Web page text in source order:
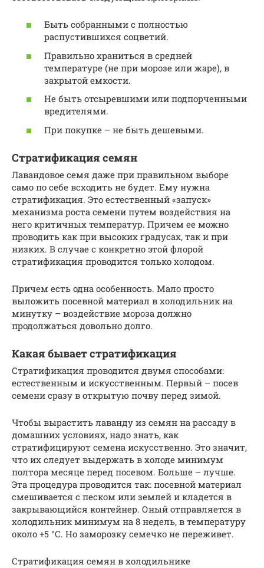
Быть собранными с полностью
распустившихся соцветий.
Правильно храниться в средней
температуре (не при морозе или жаре), в
закрытой емкости.
Не быть отсыревшими или подпорченными
вредителями.
При покупке – не быть дешевыми.
Стратификация семян
Лавандовое семя даже при правильном выборе
само по себе всходить не будет. Ему нужна
стратификация. Это естественный «запуск»
механизма роста семени путем воздействия на
него критичных температур. Причем ее можно
проводить как при высоких градусах, так и при
низких. В случае с конкретно этой флорой
стратификация проводится только холодом.
Причем есть одна особенность. Мало просто
выложить посевной материал в холодильник на
минутку – воздействие мороза должно
продолжаться довольно долго.
Какая бывает стратификация
Стратификация проводится двумя способами:
естественным и искусственным. Первый – посев
семени сразу в открытую почву перед зимой.
Чтобы вырастить лаванду из семян на рассаду в
домашних условиях, надо знать, как
стратифицируют семена искусственно. Это значит,
что их следует выдержать в холоде минимум
полтора месяце перед посевом. Больше – лучше.
Эта процедура проводится так: посевной материал
смешивается с песком или землей и кладется в
закрывающийся контейнер. Оный отправляется в
холодильник минимум на 8 недель, в температуру
около +5 °С. Но заморозку семечко не переживет.
Стратификация семян в холодильнике